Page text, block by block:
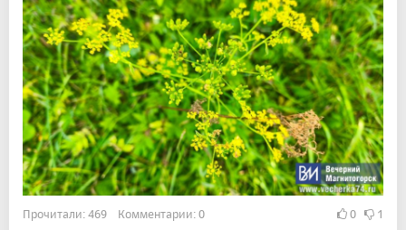
Прочитали: 469 Комментарии: 0 0 1